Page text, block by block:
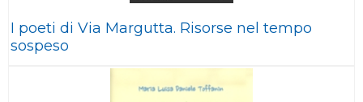
I poeti di Via Margutta. Risorse nel tempo
sospeso